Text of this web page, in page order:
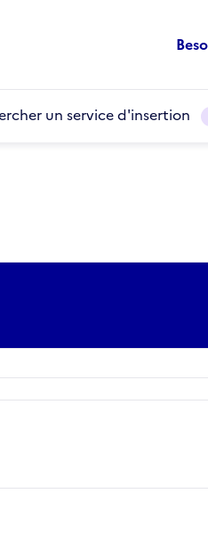
un service d'insertion